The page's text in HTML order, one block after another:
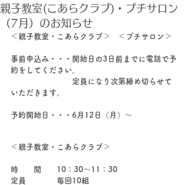
親子教室(こあらクラブ)・プチサロン
（7月）のお知らせ
＜親子教室・こあらクラブ＞　＜プチサロン＞
事前申込み・・・開始日の3日前までに電話で予
約をしてください。
定員になり次第締め切らせて
いただきます。
予約開始日・・・6月12日（月）～
＜親子教室・こあらクラブ＞
時　　間　　10：30～11：30
定員　　　　毎回10組